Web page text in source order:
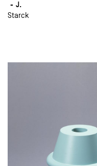
J.
Starck